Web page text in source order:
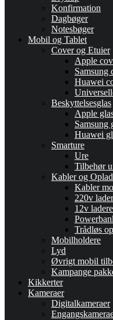
Konfirmation
Dagbøger
Notesbøger
Mobil og Tablet
Cover og Etuier
Apple
Samsung
Huawei
Beskyttelsesglas
Apple
Samsung
Huawei
Smarture
Ure
Tilbehør
Kabler og
Kabler
220v
12v ladere
Trådløs
Mobilholdere
Lyd
Øvrigt mobil
Kampange
Kikkerter
Kameraer
Digitalkameraer